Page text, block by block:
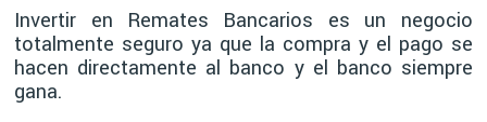
Invertir en Remates Bancarios es un negocio
totalmente seguro ya que la compra y el pago se
hacen directamente al banco y el banco siempre
gana.